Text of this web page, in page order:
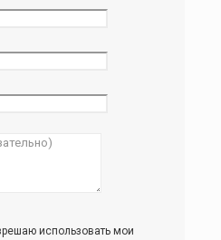
использовать мои